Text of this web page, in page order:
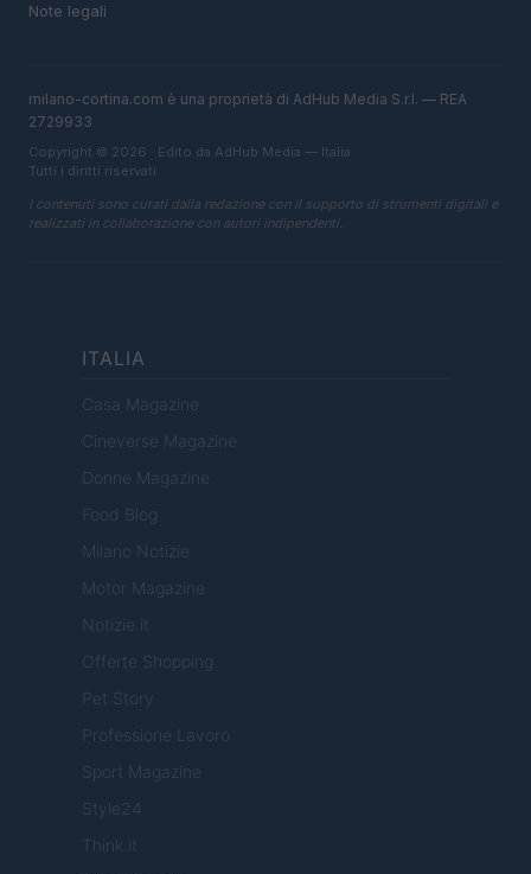
Note legali
milano-cortina.com è una proprietà di AdHub Media S.r.l. — REA
2729933
Copyright © 2026 · Edito da AdHub Media — Italia
Tutti i diritti riservati
I contenuti sono curati dalla redazione con il supporto di strumenti digitali e
realizzati in collaborazione con autori indipendenti.
ITALIA
Casa Magazine
Cineverse Magazine
Donne Magazine
Food Blog
Milano Notizie
Motor Magazine
Notizie.it
Offerte Shopping
Pet Story
Professione Lavoro
Sport Magazine
Style24
Think.it